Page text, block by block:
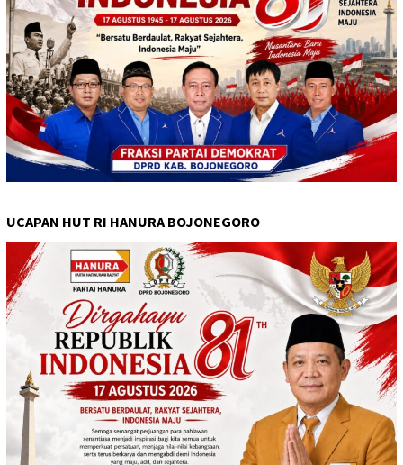
UCAPAN HUT RI HANURA BOJONEGORO